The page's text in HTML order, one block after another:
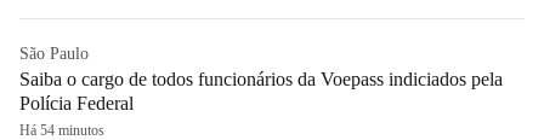
São Paulo
Saiba o cargo de todos funcionários da Voepass indiciados pela
Polícia Federal
Há 54 minutos